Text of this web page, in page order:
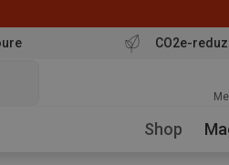
CO2e-
Shop